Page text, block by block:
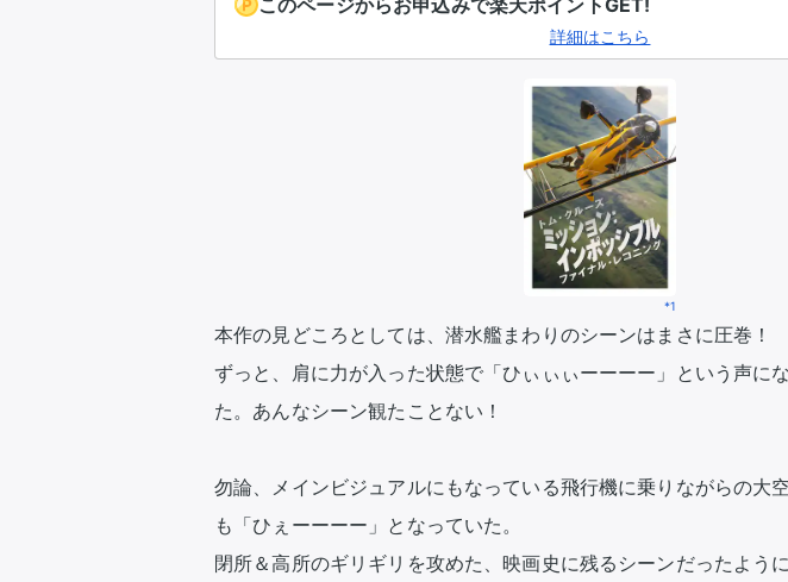
このページからお申込みで楽天ポイントGET!
詳細はこちら
*1
本作の見どころとしては、潜水艦まわりのシーンはまさに圧巻！
ずっと、肩に力が入った状態で「ひぃぃぃーーーー」という声に
た。あんなシーン観たことない！
勿論、メインビジュアルにもなっている飛行機に乗りながらの大
も「ひぇーーーー」となっていた。
閉所＆高所のギリギリを攻めた、映画史に残るシーンだったように